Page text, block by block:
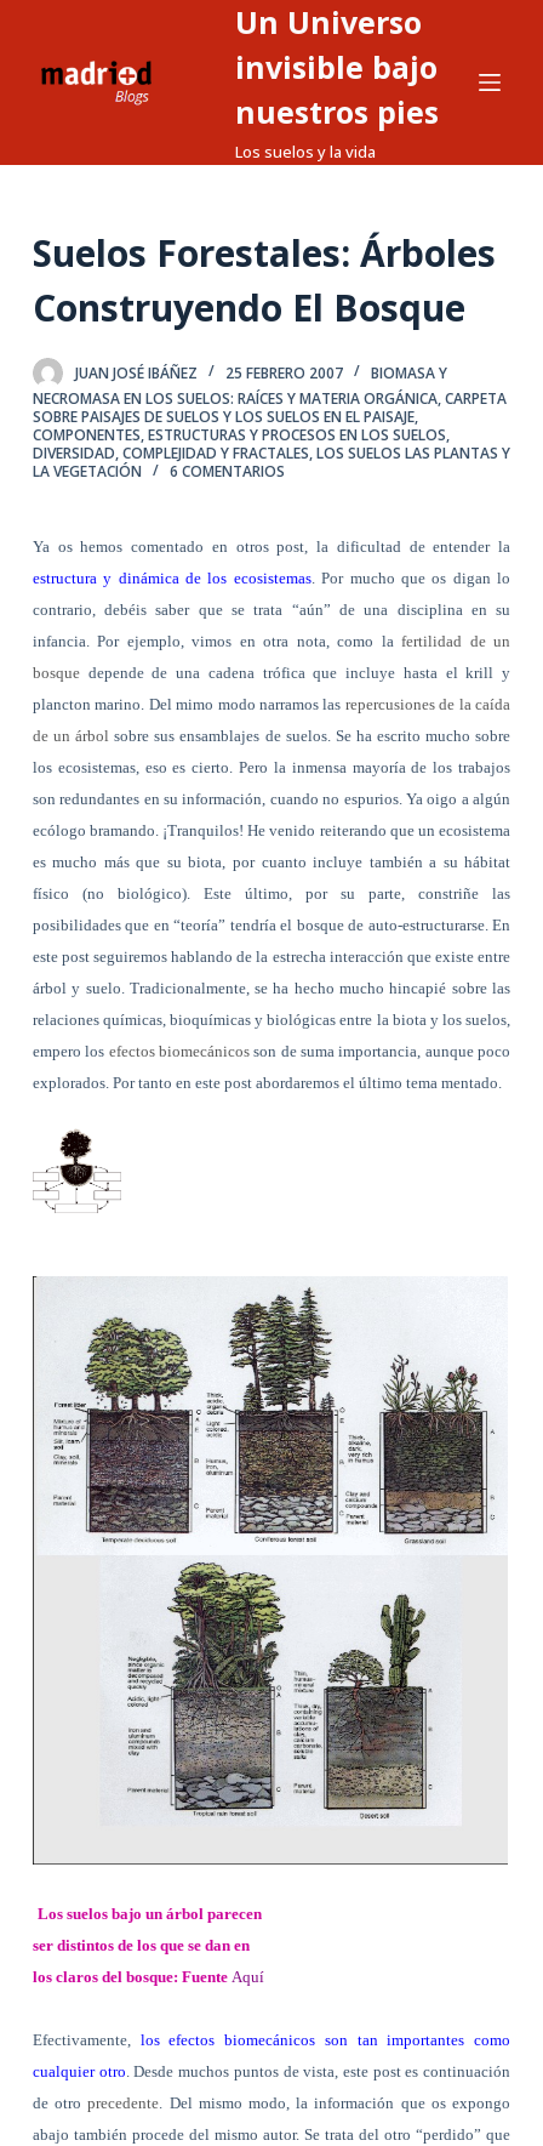
o
e
n
Un Universo
invisible bajo
nuestros pies
Los suelos y la vida
Suelos Forestales: Árboles
Construyendo El Bosque
JUAN JOSÉ IBÁÑEZ 25 FEBRERO 2007
BIOMASA Y
NECROMASA EN LOS SUELOS: RAÍCES Y MATERIA ORGÁNICA,CARPETA
SOBRE PAISAJES DE SUELOS Y LOS SUELOS EN EL PAISAJE,
COMPONENTES, ESTRUCTURAS Y PROCESOS EN LOS SUELOS,
DIVERSIDAD, COMPLEJIDAD Y FRACTALES,LOS SUELOS LAS PLANTAS Y
LA VEGETACIÓN
6 COMENTARIOS
Ya os hemos comentado en otros post, la dificultad de entender la
estructura y dinámica de los ecosistemas. Por mucho que os digan lo
contrario, debéis saber que se trata “aún” de una disciplina en su
infancia. Por ejemplo, vimos en otra nota, como lafertilidad de un
bosquedepende de una cadena trófica que incluye hasta el krill y
plancton marino. Del mimo modo narramos las repercusiones de la caída
de un árbol sobre sus ensamblajes de suelos. Se ha escrito mucho sobre
los ecosistemas, eso es cierto. Pero la inmensa mayoría de los trabajos
son redundantes en su información, cuando no espurios. Ya oigo a algún
ecólogo bramando. ¡Tranquilos! He venido reiterando que un ecosistema
es mucho más que su biota, por cuanto incluye también a su hábitat
físico (no biológico). Este último, por su parte, constriñe las
posibilidades que en “teoría” tendría el bosque de auto-estructurarse. En
este post seguiremos hablando de la estrecha interacción que existe entre
árbol y suelo. Tradicionalmente, se ha hecho mucho hincapié sobre las
relaciones químicas, bioquímicas y biológicas entre la biota y los suelos,
empero los efectos biomecánicosson de suma importancia, aunque poco
explorados. Por tanto en este post abordaremos el último tema mentado.
Los suelos bajo un árbol parecen
ser distintos de los que se dan en
los claros del bosque: Fuente Aquí
Efectivamente, los efectos biomecánicos son tan importantes como
cualquier otro . Desde muchos puntos de vista, este post es continuación
de otroprecedente . Del mismo modo, la información que os expongo
abajo también procede del mismo autor. Se trata del otro “perdido” que